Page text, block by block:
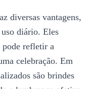
diversas vantagens,
uso diário. Eles
refletir a
celebração. Em
são brindes